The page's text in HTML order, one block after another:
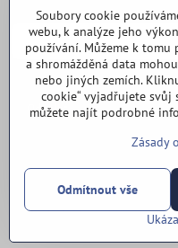
Váš telefon
Odeslat
©2026Copyright
Vytvořeno
Soubory cookie
webu, k analýze jeho
používání. Můžeme k
a shromážděná data
nebo jiných zemích.
cookie“ vyjadřujete svůj
můžete najít podrobné
Zásady
Odmítnout vše